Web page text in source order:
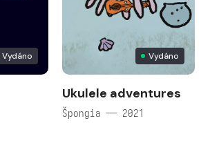
Vydáno Vydáno
Ukulele adventures
Špongia — 2021